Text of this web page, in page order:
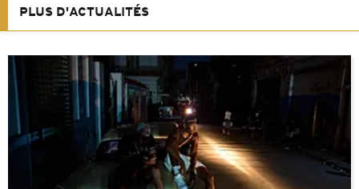
PLUS D'ACTUALITÉS